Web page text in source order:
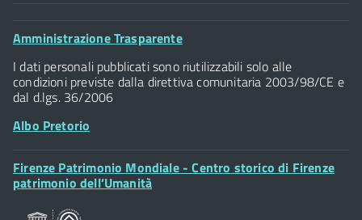
Comune di Firenze
Palazzo Vecchio
Piazza della Signoria - 50122, Firenze
P.IVA 01307110484
Posta Elettronica Certificata
Footer
Amministrazione Trasparente
I dati personali pubblicati sono riutilizzabili solo alle
condizioni previste dalla direttiva comunitaria 2003/98/CE e
dal d.lgs. 36/2006
Albo Pretorio
Footer
Widget
Firenze Patrimonio Mondiale - Centro storico di Firenze
patrimonio dell’Umanità